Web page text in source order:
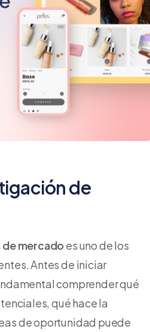
de
mercado es uno de los
Antes de iniciar
comprender qué
qué hace la
de oportunidad puede